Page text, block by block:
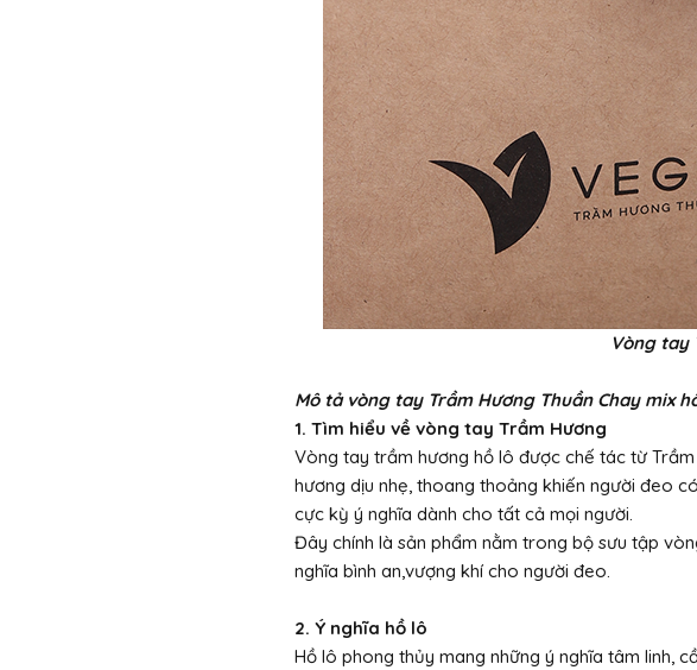
Vòng tay
Mô tả vòng tay Trầm Hương Thuần Chay mix
1. Tìm hiểu về vòng tay Trầm Hương
Vòng tay trầm hương hồ lô được chế tác từ
hương dịu nhẹ, thoang thoảng khiến người đeo
cực kỳ ý nghĩa dành cho tất cả mọi người.
Đây chính là sản phẩm nằm trong bộ sưu tập
nghĩa bình an,vượng khí cho người đeo.
2. Ý nghĩa hồ lô
Hồ lô phong thủy mang những ý nghĩa tâm linh,